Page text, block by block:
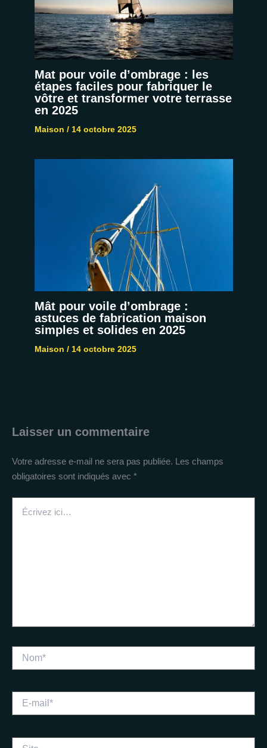
Mat pour voile d’ombrage : les
étapes faciles pour fabriquer le
vôtre et transformer votre terrasse
en 2025
Maison / 14 octobre 2025
Mât pour voile d’ombrage :
astuces de fabrication maison
simples et solides en 2025
Maison / 14 octobre 2025
Laisser un commentaire
Votre adresse e-mail ne sera pas publiée. Les champs
obligatoires sont indiqués avec *
ici…
mail*